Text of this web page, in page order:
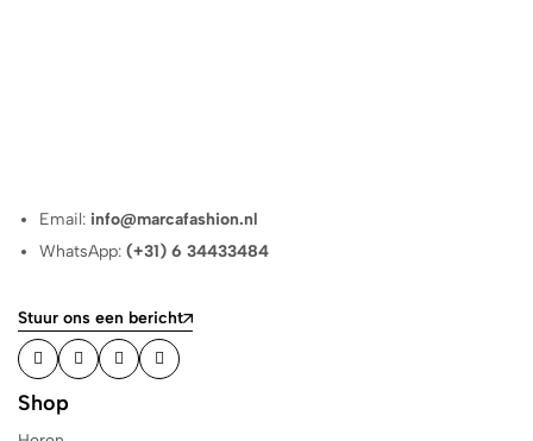
Email: info@marcafashion.nl
WhatsApp:(+31) 6 34433484
Stuur ons een bericht
Shop